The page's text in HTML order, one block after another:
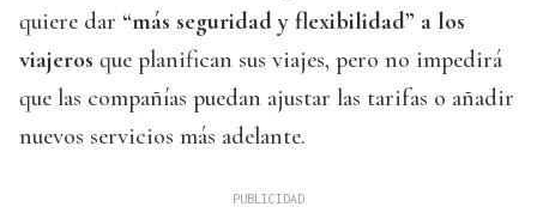
quiere dar “más seguridad y flexibilidad” a los
viajeros que planifican sus viajes, pero no impedirá
que las compañías puedan ajustar las tarifas o añadir
nuevos servicios más adelante.